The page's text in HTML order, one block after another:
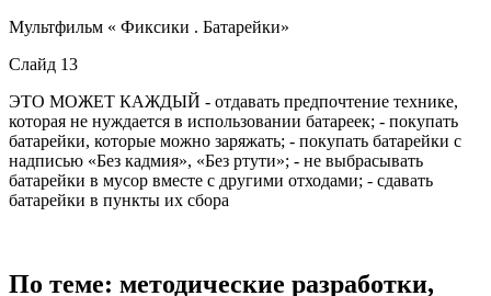
Мультфильм « Фиксики . Батарейки»
Слайд 13
ЭТО МОЖЕТ КАЖДЫЙ - отдавать предпочтение технике,
которая не нуждается в использовании батареек; - покупать
батарейки, которые можно заряжать; - покупать батарейки с
надписью «Без кадмия», «Без ртути»; - не выбрасывать
батарейки в мусор вместе с другими отходами; - сдавать
батарейки в пункты их сбора
По теме: методические разработки,